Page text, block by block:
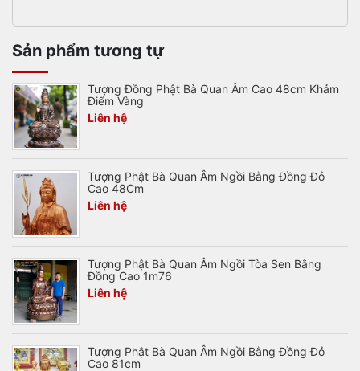
Sản phẩm tương tự
Tượng Đồng Phật Bà Quan Âm Cao 48cm Khảm
Điểm Vàng
Liên hệ
Tượng Phật Bà Quan Âm Ngồi Bằng Đồng Đỏ
Cao 48Cm
Liên hệ
Tượng Phật Bà Quan Âm Ngồi Tòa Sen Bằng
Đồng Cao 1m76
Liên hệ
Tượng Phật Bà Quan Âm Ngồi Bằng Đồng Đỏ
Cao 81cm